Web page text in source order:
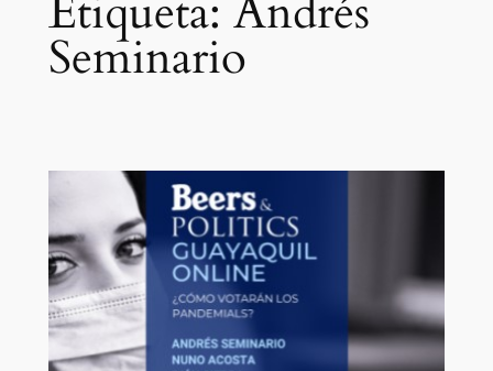
Etiqueta: Andrés
Seminario